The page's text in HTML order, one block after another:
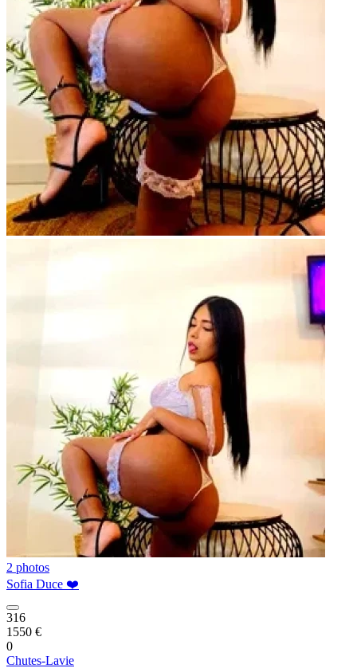
2 photos
Sofia Duce ❤️
316
1550 €
0
Chutes-Lavie